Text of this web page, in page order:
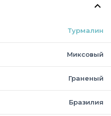
Турмалин
Миксовый
Граненый
Бразилия